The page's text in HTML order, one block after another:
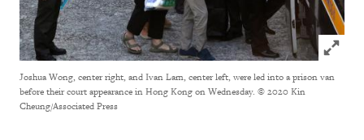
Click
Joshua Wong, center right, and Ivan Lam, center left, were led into a prison van
before their court appearance in Hong Kong on Wednesday. © 2020 Kin
Cheung/Associated Press